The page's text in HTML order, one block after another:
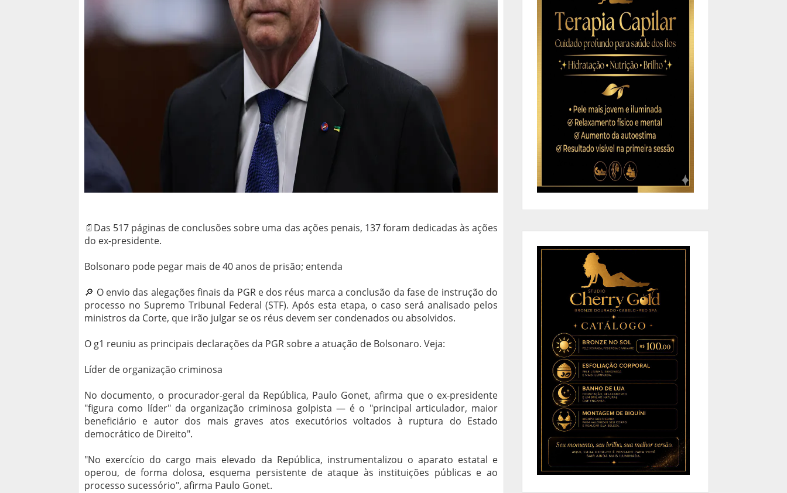
📄Das 517 páginas de conclusões sobre uma das ações penais, 137 foram dedicadas às ações
do ex-presidente.
Bolsonaro pode pegar mais de 40 anos de prisão; entenda
🔎 O envio das alegações finais da PGR e dos réus marca a conclusão da fase de instrução do
processo no Supremo Tribunal Federal (STF). Após esta etapa, o caso será analisado pelos
ministros da Corte, que irão julgar se os réus devem ser condenados ou absolvidos.
O g1 reuniu as principais declarações da PGR sobre a atuação de Bolsonaro. Veja:
Líder de organização criminosa
No documento, o procurador-geral da República, Paulo Gonet, afirma que o ex-presidente
"figura como líder" da organização criminosa golpista — é o "principal articulador, maior
beneficiário e autor dos mais graves atos executórios voltados à ruptura do Estado
democrático de Direito".
"No exercício do cargo mais elevado da República, instrumentalizou o aparato estatal e
operou, de forma dolosa, esquema persistente de ataque às instituições públicas e ao
processo sucessório", afirma Paulo Gonet.